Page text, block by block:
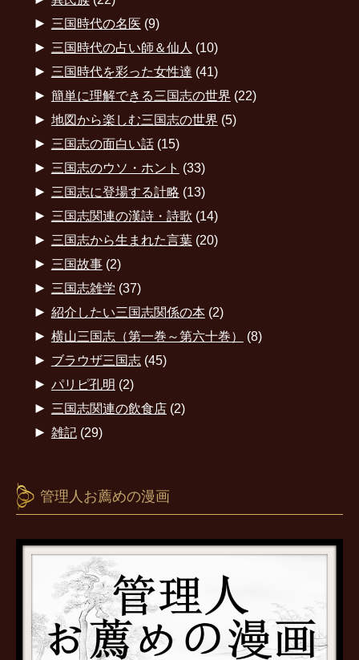
► 三国時代の名医 (9)
► 三国時代の占い師＆仙人 (10)
► 三国時代を彩った女性達 (41)
► 簡単に理解できる三国志の世界 (22)
► 地図から楽しむ三国志の世界 (5)
► 三国志の面白い話(15)
► 三国志のウソ・ホント (33)
► 三国志に登場する計略 (13)
► 三国志関連の漢詩・詩歌 (14)
► 三国志から生まれた言葉(20)
► 三国故事(2)
► 三国志雑学 (37)
► 紹介したい三国志関係の本(2)
► 横山三国志（第一巻～第六十巻） (8)
► ブラウザ三国志(45)
► パリピ孔明 (2)
► 三国志関連の飲食店(2)
► 雑記(29)
管理人お薦めの漫画